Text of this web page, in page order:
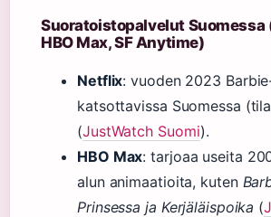
Suoratoistopalvelut Suomessa
HBO Max, SF Anytime)
Netflix: vuoden 2023
katsottavissa Suomessa
(JustWatch Suomi).
HBO Max: tarjoaa useita
alun animaatioita, kuten
Prinsessa ja Kerjäläispoika (